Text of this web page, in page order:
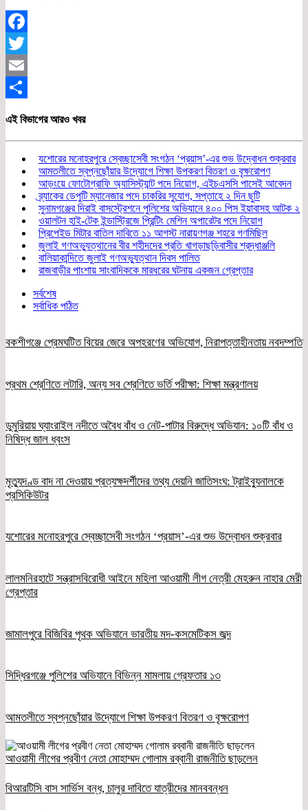
Facebook
Twitter
Email
এই বিভাগের আরও খবর
যশোরের মনোহরপুরে স্বেচ্ছাসেবী সংগঠন ‘প্রয়াস’-এর শুভ উদ্বোধন শুক্রবার
আমতলীতে স্বপ্নছোঁয়ার উদ্যোগে শিক্ষা উপকরণ বিতরণ ও বৃক্ষরোপণ
আড়ংয়ে ফোটোগ্রাফি অ্যাসিস্ট্যান্ট পদে নিয়োগ, এইচএসসি পাসেই আবেদন
ব্র্যাকের ডেপুটি ম্যানেজার পদে চাকরির সুযোগ, সপ্তাহে ২ দিন ছুটি
সুনামগঞ্জের দিরাই বাসস্ট্রেশনে পুলিশের অভিযানে ৪০০ পিস ইয়াবাসহ আটক ২
ওয়ালটন হাই-টেক ইন্ডাস্ট্রিজে প্রিন্টিং মেশিন অপারেটর পদে নিয়োগ
প্রিপেইড মিটার বাতিল দাবিতে ১১ আগস্ট নারায়ণগঞ্জ শহরে গণমিছিল
জুলাই গণঅভ্যুত্থানের বীর শহীদদের প্রতি খাগড়াছড়িবাসীর শ্রদ্ধাঞ্জলি
বালিয়াকান্দিতে জুলাই গণঅভ্যুত্থান দিবস পালিত
রাজবাড়ীর পাংশায় সাংবাদিককে মারধরের ঘটনায় একজন গ্রেপ্তার
সর্বশেষ
সর্বাধিক পঠিত
বকশীগঞ্জে প্রেমঘটিত বিয়ের জেরে অপহরণের অভিযোগ, নিরাপত্তাহীনতায় নবদম্পতি
প্রথম শ্রেণিতে লটারি, অন্য সব শ্রেণিতে ভর্তি পরীক্ষা: শিক্ষা মন্ত্রণালয়
ডুমুরিয়ায় ঘ্যাংরাইল নদীতে অবৈধ বাঁধ ও নেট-পাটার বিরুদ্ধে অভিযান: ১০টি বাঁধ ও
নিষিদ্ধ জাল ধ্বংস
মৃত্যুদণ্ড বাদ না দেওয়ায় প্রত্যক্ষদর্শীদের তথ্য দেয়নি জাতিসংঘ: ট্রাইব্যুনালকে
প্রসিকিউটর
যশোরের মনোহরপুরে স্বেচ্ছাসেবী সংগঠন ‘প্রয়াস’-এর শুভ উদ্বোধন শুক্রবার
লালমনিরহাটে সন্ত্রাসবিরোধী আইনে মহিলা আওয়ামী লীগ নেত্রী মেহরুন নাহার মেরী
গ্রেপ্তার
জামালপুরে বিজিবির পৃথক অভিযানে ভারতীয় মদ-কসমেটিকস জব্দ
সিদ্ধিরগঞ্জে পুলিশের অভিযানে বিভিন্ন মামলায় গ্রেফতার ১৩
আমতলীতে স্বপ্নছোঁয়ার উদ্যোগে শিক্ষা উপকরণ বিতরণ ও বৃক্ষরোপণ
আওয়ামী লীগের প্রবীণ নেতা মোহাম্মদ গোলাম রব্বানী রাজনীতি ছাড়লেন
বিআরটিসি বাস সার্ভিস বন্ধ, চালুর দাবিতে যাত্রীদের মানববন্ধন